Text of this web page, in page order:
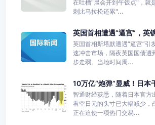
在吐槽"晨会开到午饭点"，就
刺比马拉松还累"...
英国首相遭遇“逼宫”，英
英国首相斯塔默遭遇“逼宫”引
速冲击市场，隔夜英国国债遭
步走弱。当地时间周...
10万亿“炮弹”显威！日本
智通财经获悉，随着日本官方
看空日元的头寸已大幅减少，
正在迫使一项热门交易...